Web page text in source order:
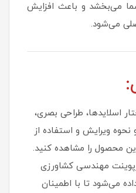
می‌بخشد و باعث افزایش
می‌شود.
اسلایدها، طراحی بصری،
ویرایش و استفاده از
محصول را مشاهده کنید.
مهندسی کشاورزی
می‌شود تا با اطمینان